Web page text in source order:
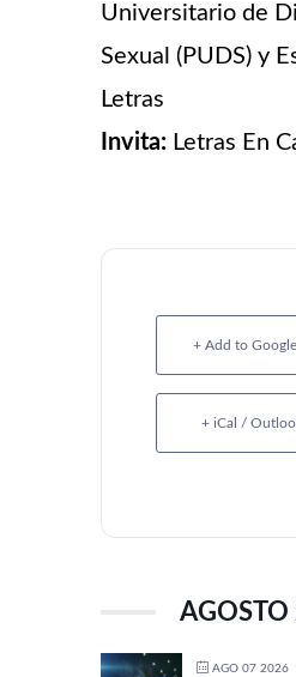
Universitario de
Sexual (PUDS) y
Letras
Invita: Letras En
+ Add to
+ iCal /
AGO 07 2026